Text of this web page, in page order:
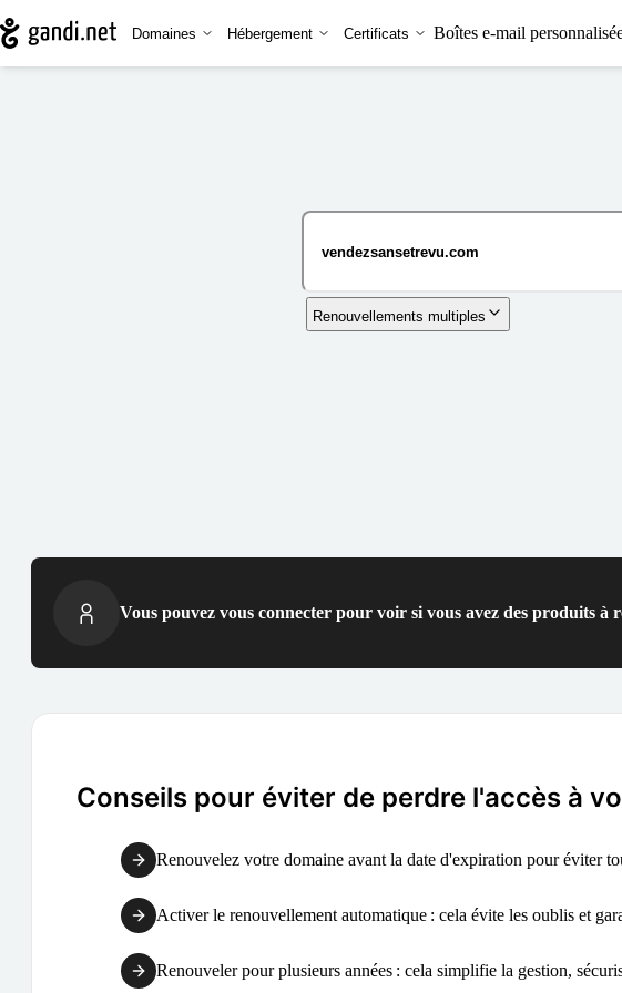
Domaines Hébergement Certificats Boîtes e-mail
Renouvellements multiples
Vous pouvez vous connecter pour voir si vous avez des produits à
Conseils pour éviter de perdre l'accès à
Renouvelez votre domaine avant la date d'expiration pour éviter
Activer le renouvellement automatique : cela évite les oublis et
Renouveler pour plusieurs années : cela simplifie la gestion,